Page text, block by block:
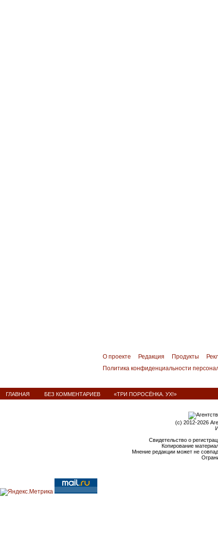
О проекте Редакция Продукты
Политика конфиденциальности
ГЛАВНАЯ БЕЗ КОММЕНТАРИЕВ «ТРИ ПОРОСЁНКА. УХ!»
(c) 2012-2026
Свидетельство о
Копирование
Мнение редакции может не